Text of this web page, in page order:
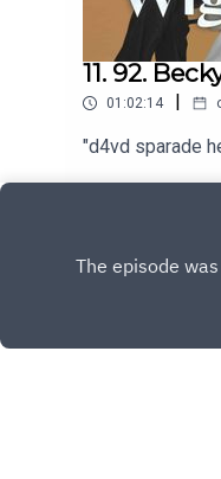
11. 92.
01:02:14 |
"d4vd sparade